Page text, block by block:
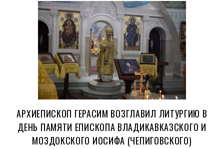
АРХИЕПИСКОП ГЕРАСИМ ВОЗГЛАВИЛ ЛИТУРГИЮ В
ДЕНЬ ПАМЯТИ ЕПИСКОПА ВЛАДИКАВКАЗСКОГО И
МОЗДОКСКОГО ИОСИФА (ЧЕПИГОВСКОГО)